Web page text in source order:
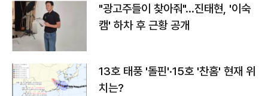
"광고주들이 찾아줘"…진태현, '이숙
캠' 하차 후 근황 공개
13호 태풍 '돌핀'·15호 '찬홈' 현재 위
치는?